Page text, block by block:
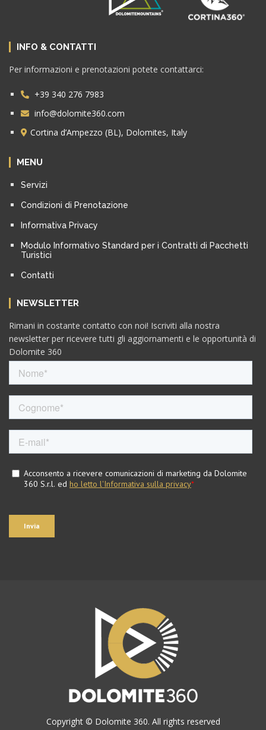
INFO & CONTATTI
Per informazioni e prenotazioni potete contattarci:
+39 340 276 7983
info@dolomite360.com
Cortina d’Ampezzo (BL), Dolomites, Italy
MENU
Servizi
Condizioni di Prenotazione
Informativa Privacy
Modulo Informativo Standard per i Contratti di Pacchetti
Turistici
Contatti
NEWSLETTER
Rimani in costante contatto con noi! Iscriviti alla nostra
newsletter per ricevere tutti gli aggiornamenti e le opportunità di
Dolomite 360
Copyright © Dolomite 360. All rights reserved